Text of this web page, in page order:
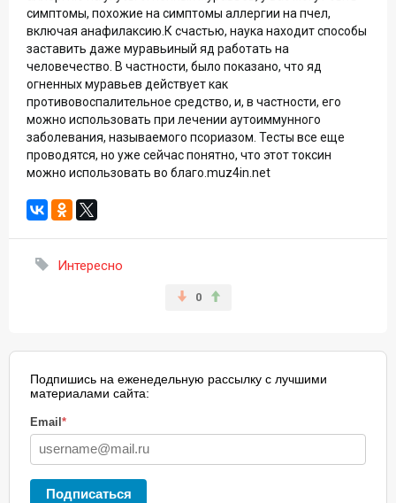
симптомы, похожие на симптомы аллергии на пчел,
включая анафилаксию.К счастью, наука находит способы
заставить даже муравьиный яд работать на
человечество. В частности, было показано, что яд
огненных муравьев действует как
противовоспалительное средство, и, в частности, его
можно использовать при лечении аутоиммунного
заболевания, называемого псориазом. Тесты все еще
проводятся, но уже сейчас понятно, что этот токсин
можно использовать во благо.muz4in.net
Интересно
0
Подпишись на еженедельную рассылку с лучшими
материалами сайта:
Email*
Подписаться